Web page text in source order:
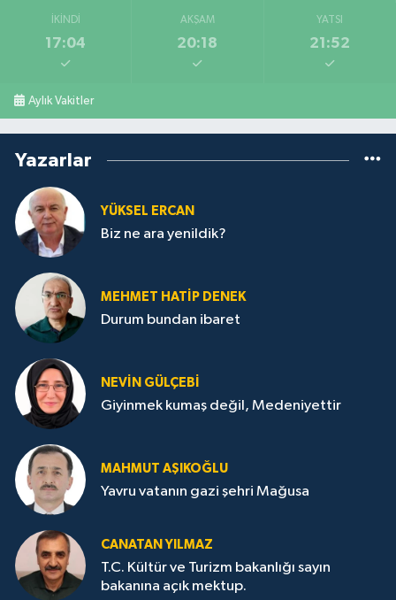
İKINDI
17:04
AKŞAM
20:18
YATSI
21:52
Aylık Vakitler
Yazarlar
YÜKSEL ERCAN
Biz ne ara yenildik?
MEHMET HATİP DENEK
Durum bundan ibaret
NEVİN GÜLÇEBİ
Giyinmek kumaş değil, Medeniyettir
MAHMUT AŞIKOĞLU
Yavru vatanın gazi şehri Mağusa
CANATAN YILMAZ
T.C. Kültür ve Turizm bakanlığı sayın
bakanına açık mektup.